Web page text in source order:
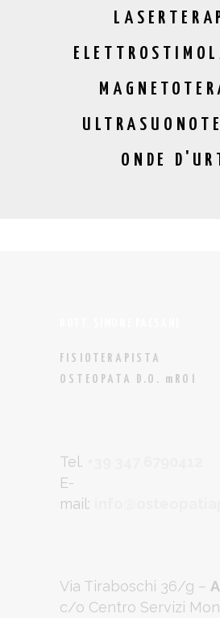
ONDE
FISIOTERAPISTA
OSTEOPATA D.O. mROI
Tel.
E-
mail:
Via Tiraboschi 36/g –
c/o Centro Servizi